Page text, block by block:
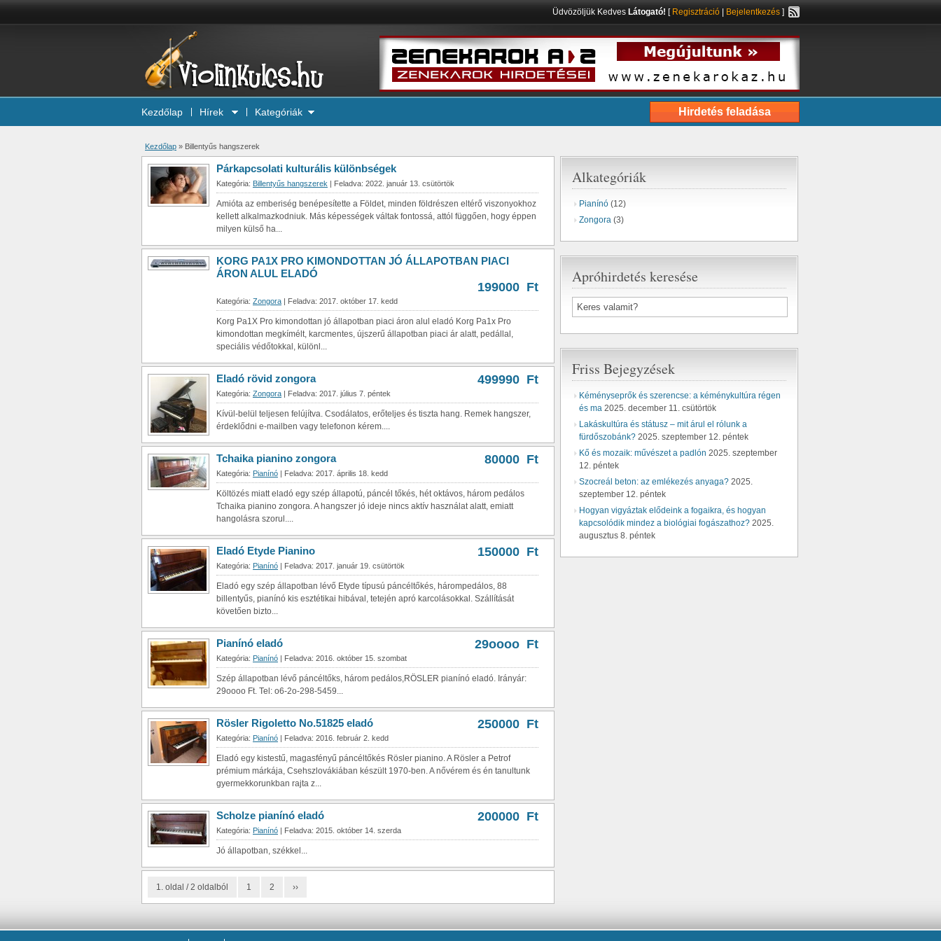
Üdvözöljük Kedves Látogató! [ Regisztráció Bejelentkezés ]
Hirdetés feladása
Kezdőlap Hírek Kategóriák
Kezdőlap » Billentyűs hangszerek
Párkapcsolati kulturális különbségek
Kategória: Billentyűs hangszerek | Feladva: 2022. január 13. csütörtök
Amióta az emberiség benépesítette a Földet, minden földrészen eltérő viszonyokhoz
kellett alkalmazkodniuk. Más képességek váltak fontossá, attól függően, hogy éppen
milyen külső ha...
KORG PA1X PRO KIMONDOTTAN JÓ ÁLLAPOTBAN PIACI
ÁRON ALUL ELADÓ
199000 Ft
Kategória: Zongora | Feladva: 2017. október 17. kedd
Korg Pa1X Pro kimondottan jó állapotban piaci áron alul eladó Korg Pa1x Pro
kimondottan megkímélt, karcmentes, újszerű állapotban piaci ár alatt, pedállal,
speciális védőtokkal, különl...
Eladó rövid zongora 499990 Ft
Kategória: Zongora | Feladva: 2017. július 7. péntek
Kívül-belül teljesen felújítva. Csodálatos, erőteljes és tiszta hang. Remek hangszer,
érdeklődni e-mailben vagy telefonon kérem....
Tchaika pianino zongora 80000 Ft
Kategória: Pianínó | Feladva: 2017. április 18. kedd
Költözés miatt eladó egy szép állapotú, páncél tőkés, hét oktávos, három pedálos
Tchaika pianino zongora. A hangszer jó ideje nincs aktív használat alatt, emiatt
hangolásra szorul....
Eladó Etyde Pianino 150000 Ft
Kategória: Pianínó | Feladva: 2017. január 19. csütörtök
Eladó egy szép állapotban lévő Etyde típusú páncéltőkés, hárompedálos, 88
billentyűs, pianínó kis esztétikai hibával, tetején apró karcolásokkal. Szállítását
követően bizto...
Pianínó eladó 29oooo Ft
Kategória: Pianínó | Feladva: 2016. október 15. szombat
Szép állapotban lévő páncéltőks, három pedálos,RÖSLER pianínó eladó. Irányár:
29oooo Ft. Tel: o6-2o-298-5459...
Rösler Rigoletto No.51825 eladó 250000 Ft
Kategória: Pianínó | Feladva: 2016. február 2. kedd
Eladó egy kistestű, magasfényű páncéltőkés Rösler pianino. A Rösler a Petrof
prémium márkája, Csehszlovákiában készült 1970-ben. A nővérem és én tanultunk
gyermekkorunkban rajta z...
Scholze pianínó eladó 200000 Ft
Kategória: Pianínó | Feladva: 2015. október 14. szerda
Jó állapotban, székkel...
1. oldal / 2 oldalból 1 2 ››
Alkategóriák
Pianínó (12)
Zongora (3)
Apróhirdetés keresése
Friss Bejegyzések
Kéményseprők és szerencse: a kéménykultúra régen
és ma 2025. december 11. csütörtök
Lakáskultúra és státusz – mit árul el rólunk a
fürdőszobánk? 2025. szeptember 12. péntek
Kő és mozaik: művészet a padlón 2025. szeptember
12. péntek
Szocreál beton: az emlékezés anyaga? 2025.
szeptember 12. péntek
Hogyan vigyáztak elődeink a fogaikra, és hogyan
kapcsolódik mindez a biológiai fogászathoz? 2025.
augusztus 8. péntek